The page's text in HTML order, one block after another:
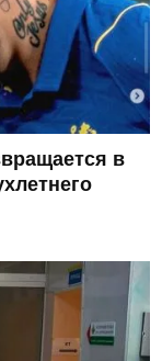
в